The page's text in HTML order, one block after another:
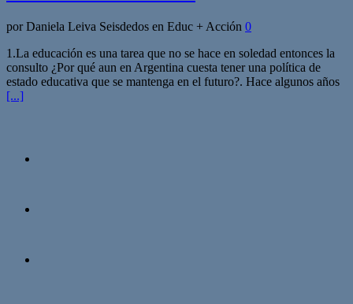
por Daniela Leiva Seisdedos en Educ + Acción 0
1.La educación es una tarea que no se hace en soledad entonces la
consulto ¿Por qué aun en Argentina cuesta tener una política de
estado educativa que se mantenga en el futuro?. Hace algunos años
[...]